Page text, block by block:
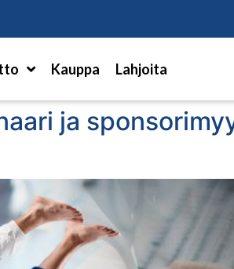
Kauppa Lahjoita
ja